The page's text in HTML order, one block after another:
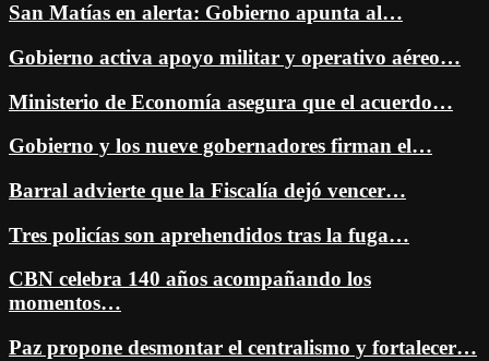
San Matías en alerta: Gobierno apunta al…
Gobierno activa apoyo militar y operativo aéreo…
Ministerio de Economía asegura que el acuerdo…
Gobierno y los nueve gobernadores firman el…
Barral advierte que la Fiscalía dejó vencer…
Tres policías son aprehendidos tras la fuga…
CBN celebra 140 años acompañando los
momentos…
Paz propone desmontar el centralismo y fortalecer…